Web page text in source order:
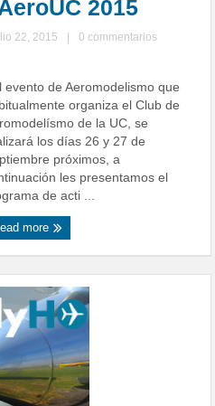
2015
22, 2015
0 commentarios
evento de Aeromodelismo que
organiza el Club de
de la UC, se
los días 26 y 27 de
próximos, a
les presentamos el
de acti ...
more